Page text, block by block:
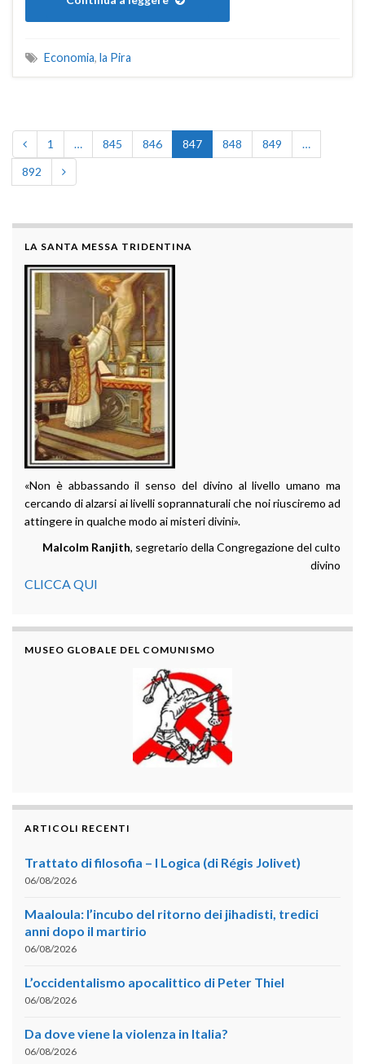
Economia, la Pira
1 … 845 846 847 848 849
…
892
LA SANTA MESSA TRIDENTINA
«Non è abbassando il senso del divino al livello umano ma
cercando di alzarsi ai livelli soprannaturali che noi riusciremo ad
attingere in qualche modo ai misteri divini».
Malcolm Ranjith, segretario della Congregazione del culto
divino
CLICCA QUI
MUSEO GLOBALE DEL COMUNISMO
ARTICOLI RECENTI
Trattato di filosofia – I Logica (di Régis Jolivet)
06/08/2026
Maaloula: l’incubo del ritorno dei jihadisti, tredici
anni dopo il martirio
06/08/2026
L’occidentalismo apocalittico di Peter Thiel
06/08/2026
Da dove viene la violenza in Italia?
06/08/2026